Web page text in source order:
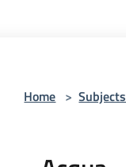
Home > Subjects